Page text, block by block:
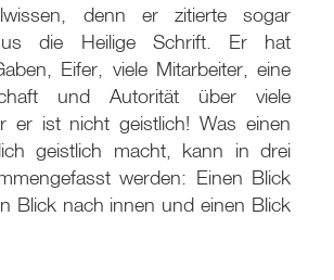
denn er zitierte sogar
die Heilige Schrift. Er hat
Eifer, viele Mitarbeiter, eine
und Autorität über viele
er ist nicht geistlich! Was einen
geistlich macht, kann in drei
werden: Einen Blick
Blick nach innen und einen Blick